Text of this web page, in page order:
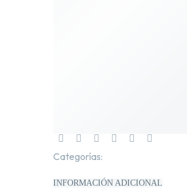
Categorías:
INFORMACIÓN ADICIONAL